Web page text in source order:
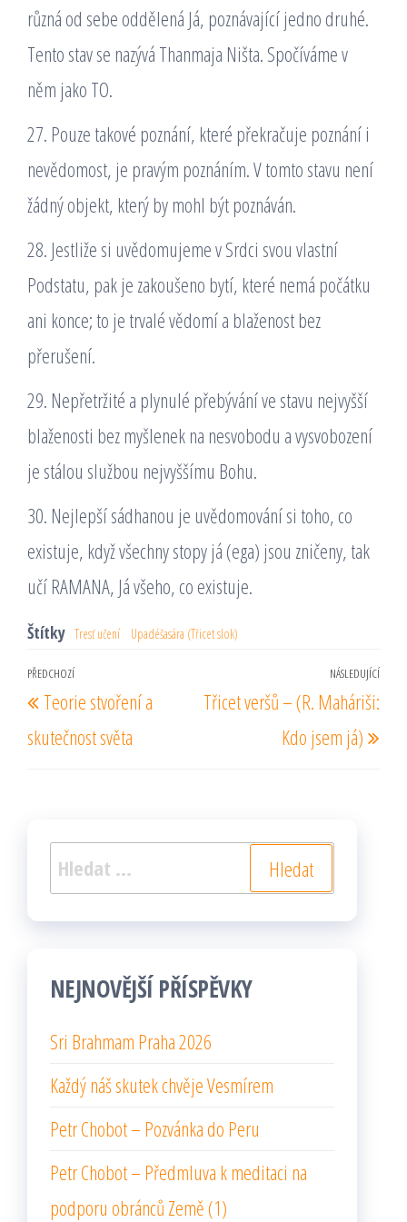
různá od sebe oddělená Já, poznávající jedno druhé.
Tento stav se nazývá Thanmaja Ništa. Spočíváme v
něm jako TO.
27. Pouze takové poznání, které překračuje poznání i
nevědomost, je pravým poznáním. V tomto stavu není
žádný objekt, který by mohl být poznáván.
28. Jestliže si uvědomujeme v Srdci svou vlastní
Podstatu, pak je zakoušeno bytí, které nemá počátku
ani konce; to je trvalé vědomí a blaženost bez
přerušení.
29. Nepřetržité a plynulé přebývání ve stavu nejvyšší
blaženosti bez myšlenek na nesvobodu a vysvobození
je stálou službou nejvyššímu Bohu.
30. Nejlepší sádhanou je uvědomování si toho, co
existuje, když všechny stopy já (ega) jsou zničeny, tak
učí RAMANA, Já všeho, co existuje.
Štítky Tresť učení Upadéšasára (Třicet slok)
Navigace
pro
příspěvek
Předchozí
příspěvek
PŘEDCHOZÍ
Teorie stvoření a
skutečnost světa
NÁSLEDUJÍCÍ
Třicet veršů – (R. Maháriši:
Kdo jsem já)
Vyhledávání
NEJNOVĚJŠÍ PŘÍSPĚVKY
Sri Brahmam Praha 2026
Každý náš skutek chvěje Vesmírem
Petr Chobot – Pozvánka do Peru
Petr Chobot – Předmluva k meditaci na
podporu obránců Země (1)